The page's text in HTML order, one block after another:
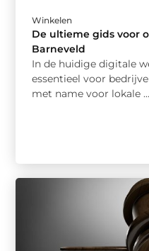
Winkelen
De ultieme gids voor
Barneveld
In de huidige digitale
essentieel voor
met name voor lokale ...